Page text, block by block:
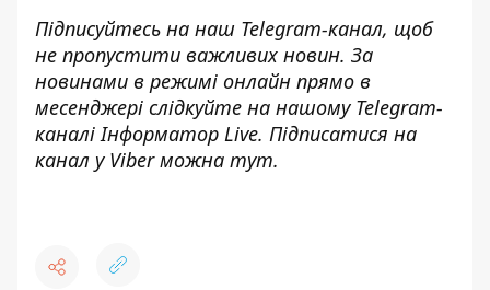
Підписуйтесь на наш Telegram-канал, щоб
не пропустити важливих новин. За
новинами в режимі онлайн прямо в
месенджері слідкуйте на нашому Telegram-
каналіІнформатор Live. Підписатися на
канал у Viber можна тут.